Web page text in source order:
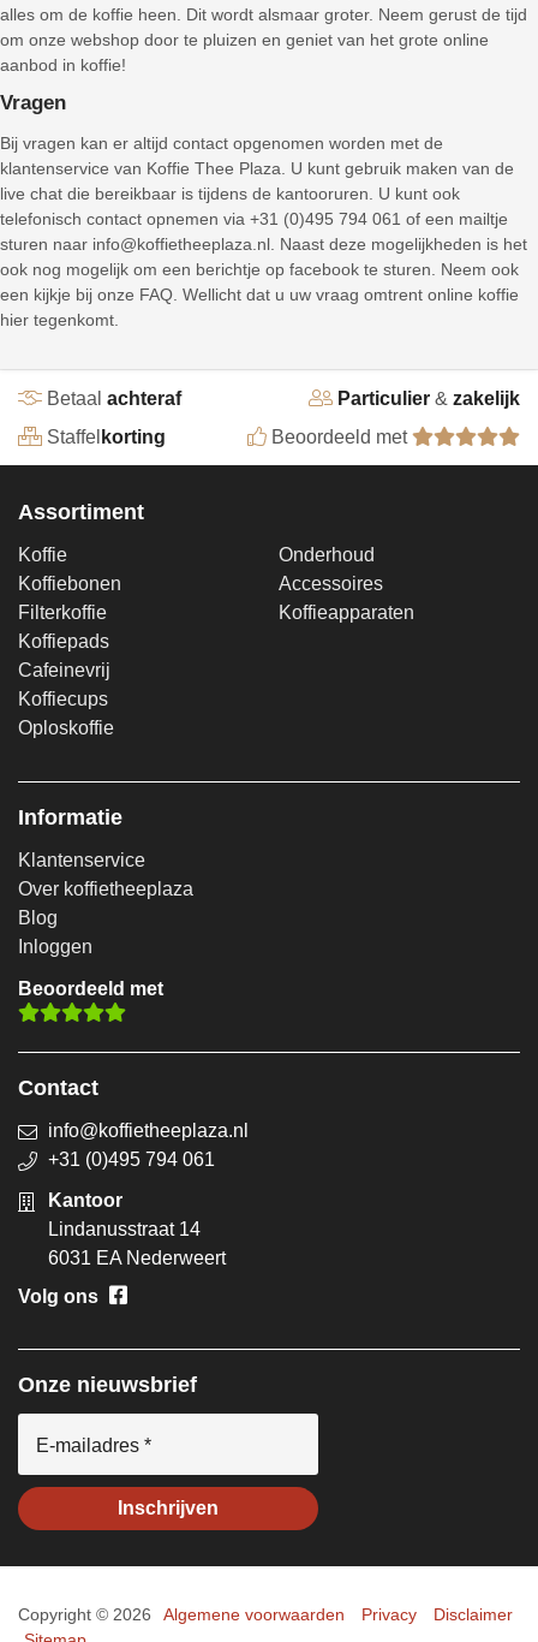
alles om de koffie heen. Dit wordt alsmaar groter. Neem gerust de tijd
om onze webshop door te pluizen en geniet van het grote online
aanbod in koffie!
Vragen
Bij vragen kan er altijd contact opgenomen worden met de
klantenservice van Koffie Thee Plaza. U kunt gebruik maken van de
live chat die bereikbaar is tijdens de kantooruren. U kunt ook
telefonisch contact opnemen via +31 (0)495 794 061 of een mailtje
sturen naar info@koffietheeplaza.nl. Naast deze mogelijkheden is het
ook nog mogelijk om een berichtje op facebook te sturen. Neem ook
een kijkje bij onze FAQ. Wellicht dat u uw vraag omtrent online koffie
hier tegenkomt.
Betaal achteraf Particulier & zakelijk
Staffel korting Beoordeeld met
Assortiment
Koffie
Koffiebonen
Filterkoffie
Koffiepads
Cafeinevrij
Koffiecups
Oploskoffie
Onderhoud
Accessoires
Koffieapparaten
Informatie
Klantenservice
Over koffietheeplaza
Blog
Inloggen
Beoordeeld met
Contact
info@koffietheeplaza.nl
+31 (0)495 794 061
Kantoor
Lindanusstraat 14
6031 EA Nederweert
Volg ons
Onze nieuwsbrief
E-mailadres *
Inschrijven
Copyright © 2026 Algemene voorwaarden Privacy
Disclaimer